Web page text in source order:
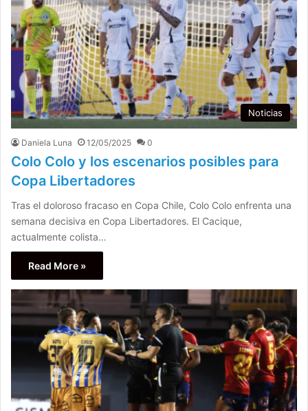
Noticias
Daniela Luna 12/05/2025 0
Colo Colo y los escenarios posibles para
Copa Libertadores
Tras el doloroso fracaso en Copa Chile, Colo Colo enfrenta una
semana decisiva en Copa Libertadores. El Cacique,
actualmente colista…
Read More »